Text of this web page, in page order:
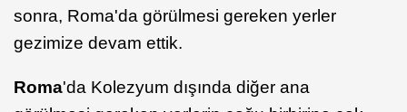
sonra, Roma'da görülmesi gereken yerler
gezimize devam ettik.
Roma'da Kolezyum dışında diğer ana